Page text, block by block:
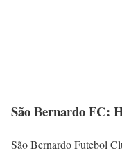
São Bernardo FC:
São Bernardo Futebol